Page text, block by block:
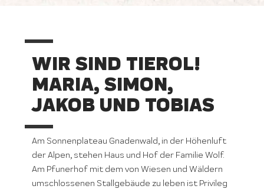
WIR SIND TIEROL!
MARIA, SIMON,
JAKOB UND TOBIAS
Am Sonnenplateau Gnadenwald, in der Höhenluft
der Alpen, stehen Haus und Hof der Familie Wolf.
Am Pfunerhof mit dem von Wiesen und Wäldern
umschlossenen Stallgebäude zu leben ist Privileg